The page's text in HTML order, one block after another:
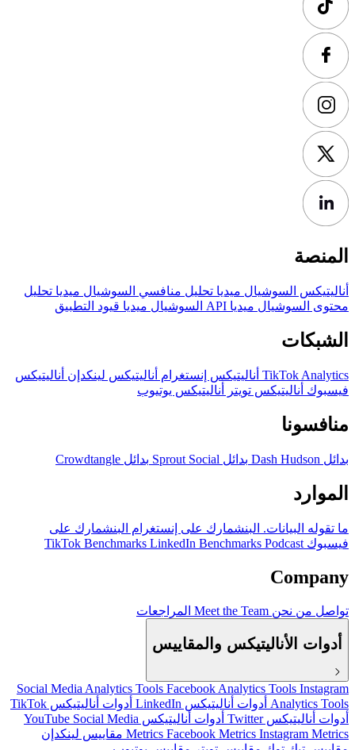
المنصة
أناليتيكس السوشيال ميديا تحليل منافسي السوشيال ميديا تحليل
محتوى السوشيال ميديا API السوشيال ميديا قيود التطبيق
الشبكات
TikTok Analytics أناليتيكس إنستغرام أناليتيكس لينكدإن أناليتيكس
فيسبوك أناليتيكس تويتر أناليتيكس يوتيوب
منافسونا
بدائل Dash Hudson بدائل Sprout Social بدائل Crowdtangle
الموارد
ما تقوله البيانات. البنشمارك على إنستغرام البنشمارك على
فيسبوك
TikTok Benchmarks LinkedIn Benchmarks Podcast
Company
تواصل من نحن Meet the Team المراجعات
أدوات الأناليتيكس والمقاييس
Social Media Analytics Tools Facebook Analytics Tools Instagram
Analytics Tools أدوات أناليتيكس LinkedIn
أدوات أناليتيكس TikTok
أدوات أناليتيكس Twitter
أدوات أناليتيكس YouTube Social Media
Metrics Facebook Metrics Instagram Metrics
مقاييس لينكدإن